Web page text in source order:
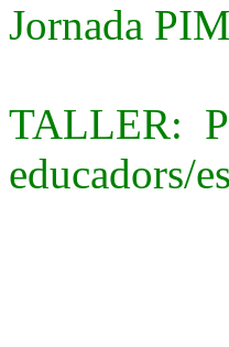
Jornada
TALLER:
educadors/